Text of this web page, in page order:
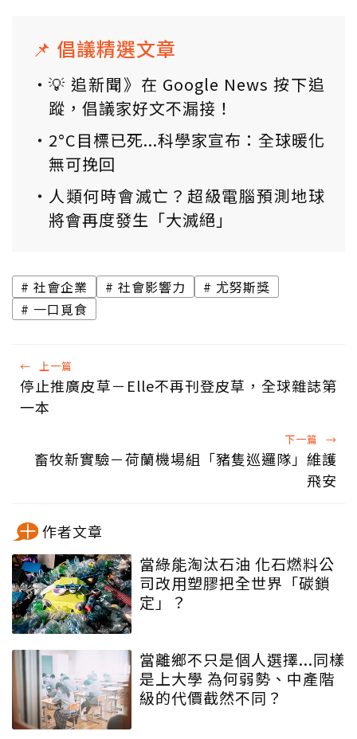
📌 倡議精選文章
💡 追新聞》在 Google News 按下追
蹤，倡議家好文不漏接！
2°C目標已死...科學家宣布：全球暖化
無可挽回
人類何時會滅亡？超級電腦預測地球
將會再度發生「大滅絕」
社會企業 社會影響力
尤努斯獎
一口覓食
← 上一篇
停止推廣皮草－Elle不再刊登皮草，全球雜誌第
一本
下一篇 →
畜牧新實驗－荷蘭機場組「豬隻巡邏隊」維護
飛安
作者文章
當綠能淘汰石油 化石燃料公
司改用塑膠把全世界「碳鎖
定」？
當離鄉不只是個人選擇...同樣
是上大學 為何弱勢、中產階
級的代價截然不同？